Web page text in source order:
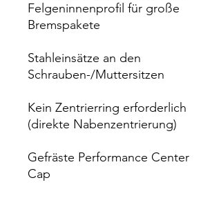
Felgeninnenprofil für große
Bremspakete
Stahleinsätze an den
Schrauben-/Muttersitzen
Kein Zentrierring erforderlich
(direkte Nabenzentrierung)
Gefräste Performance Center
Cap